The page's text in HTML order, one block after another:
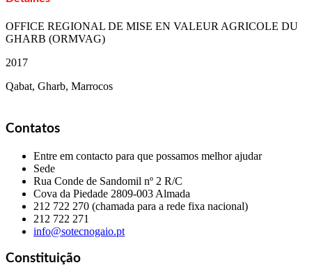
OFFICE REGIONAL DE MISE EN VALEUR AGRICOLE DU
GHARB (ORMVAG)
2017
Qabat, Gharb, Marrocos
Contatos
Entre em contacto para que possamos melhor ajudar
Sede
Rua Conde de Sandomil nº 2 R/C
Cova da Piedade 2809-003 Almada
212 722 270 (chamada para a rede fixa nacional)
212 722 271
info@sotecnogaio.pt
Constituição